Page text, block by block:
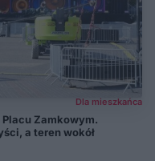
Dla mieszkańca
Zamkowym.
a teren wokół